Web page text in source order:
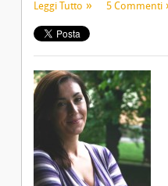
Leggi Tutto 5 Commenti